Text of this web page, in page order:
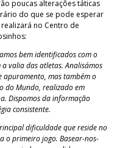
poucas alterações táticas
do que se pode esperar
no Centro de
bem identificados com o
valia das atletas. Analisámos
apuramento, mas também o
do Mundo, realizado em
Dispomos da informação
consistente.
dificuldade que reside no
o primeiro jogo. Basear-nos-